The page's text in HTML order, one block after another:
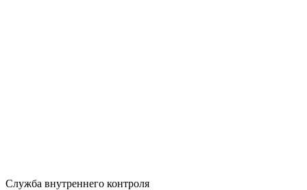
Служба внутреннего контроля